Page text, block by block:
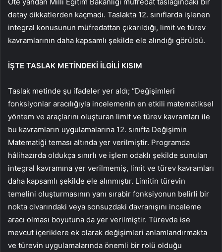
detay dikkatlerden kaçmadı. Taslakta 12. sınıflarda işlenen
integral konusunun müfredattan çıkarıldığı, limit ve türev
kavramlarının daha kapsamlı şekilde ele alındığı görüldü.
İŞTE TASLAK METİNDEKİ İLGİLİ KISIM
Taslak metinde şu ifadeler yer aldı; “Değişimleri
fonksiyonlar aracılığıyla incelemenin en etkili matematiksel
yöntem ve araçlarını oluşturan limit ve türev kavramları ile
bu kavramların uygulamalarına 12. sınıfta Değişimin
Matematiği teması altında yer verilmiştir. Programda
hâlihazırda oldukça sınırlı ve işlem odaklı şekilde sunulan
integral kavramına yer verilmemiş, limit ve türev kavramları
daha kapsamlı şekilde ele alınmıştır. Limitin türevin
temelini oluşturmasının yanı sırabir fonksiyonun belirli bir
nokta civarındaki veya sonsuzdaki davranışını inceleme
aracı olması boyutuna da yer verilmiştir. Türevde ise
mevcut içeriklere ek olarak değişimleri anlamlandırmakta
ve türevin uygulamalarında önemli bir rolü olduğu